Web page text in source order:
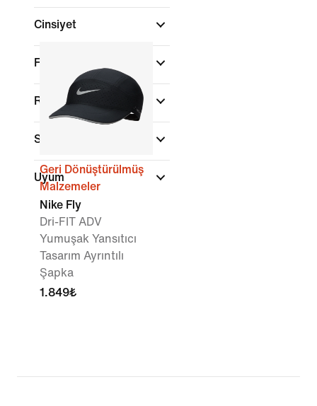
Cinsiyet
Fiyata Göre İncele
Renk
Spor
Uyum
Geri Dönüştürülmüş
Malzemeler
Nike Fly
Dri-FIT ADV
Yumuşak Yansıtıcı
Tasarım Ayrıntılı
Şapka
1.849₺